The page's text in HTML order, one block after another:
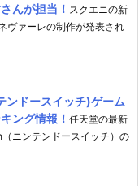
んが担当！ スクエニの新
ヴァーレの制作が発表され
ドースイッチ)ゲーム
ング情報！ 任天堂の最新
ニンテンドースイッチ）の